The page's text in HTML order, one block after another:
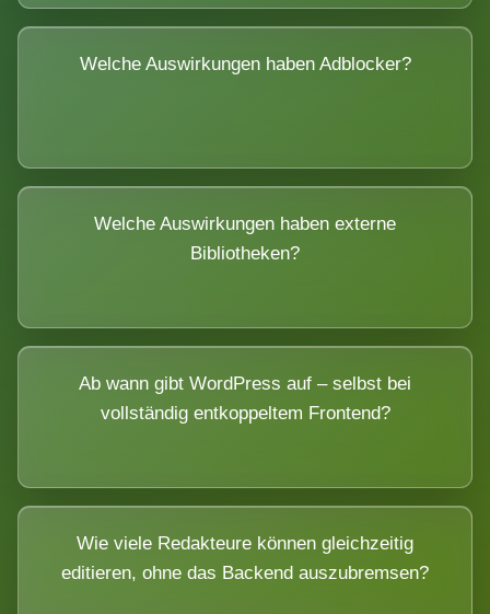
Welche Auswirkungen haben Adblocker?
Welche Auswirkungen haben externe
Bibliotheken?
Ab wann gibt WordPress auf – selbst bei
vollständig entkoppeltem Frontend?
Wie viele Redakteure können gleichzeitig
editieren, ohne das Backend auszubremsen?